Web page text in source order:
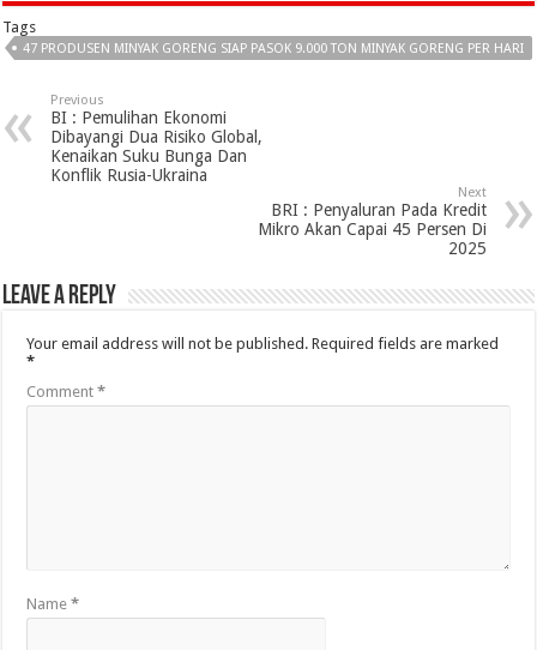
Tags
47 PRODUSEN MINYAK GORENG SIAP PASOK 9.000 TON MINYAK GORENG PER HARI
Previous
BI : Pemulihan Ekonomi
Dibayangi Dua Risiko Global,
Kenaikan Suku Bunga Dan
Konflik Rusia-Ukraina
Next
BRI : Penyaluran Pada Kredit
Mikro Akan Capai 45 Persen Di
2025
Leave a Reply
Your email address will not be published. Required fields are marked
*
Comment*
Name*